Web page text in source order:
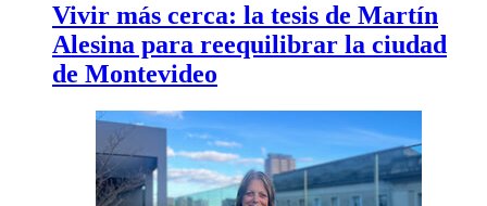
Vivir más cerca: la tesis de Martín
Alesina para reequilibrar la ciudad
de Montevideo